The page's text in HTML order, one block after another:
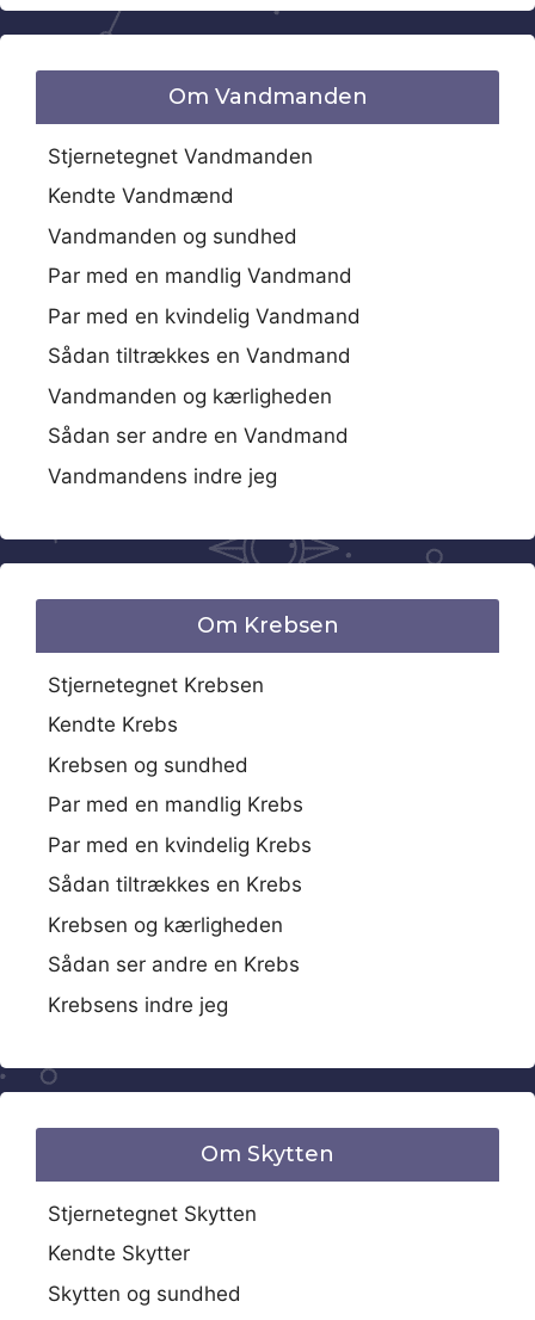
Om Vandmanden
Stjernetegnet Vandmanden
Kendte Vandmænd
Vandmanden og sundhed
Par med en mandlig Vandmand
Par med en kvindelig Vandmand
Sådan tiltrækkes en Vandmand
Vandmanden og kærligheden
Sådan ser andre en Vandmand
Vandmandens indre jeg
Om Krebsen
Stjernetegnet Krebsen
Kendte Krebs
Krebsen og sundhed
Par med en mandlig Krebs
Par med en kvindelig Krebs
Sådan tiltrækkes en Krebs
Krebsen og kærligheden
Sådan ser andre en Krebs
Krebsens indre jeg
Om Skytten
Stjernetegnet Skytten
Kendte Skytter
Skytten og sundhed